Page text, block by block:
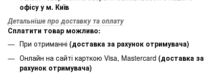
офісу у м. Київ
Детальніше про доставку та оплату
Сплатити товар можливо:
При отриманні (доставка за рахунок отримувача)
Онлайн на сайті карткою Visa, Mastercard (доставка за
рахунок отримувача)